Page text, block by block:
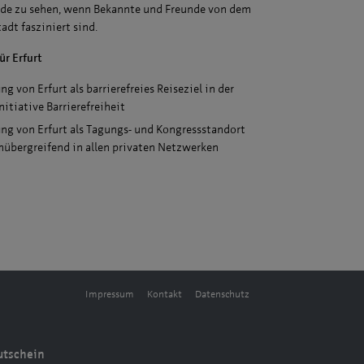
zu sehen, wenn Bekannte und Freunde von dem
fasziniert sind.
Erfurt
von Erfurt als barrierefreies Reiseziel in der
Barrierefreiheit
von Erfurt als Tagungs- und Kongressstandort
in allen privaten Netzwerken
Impressum Kontakt Datenschutz